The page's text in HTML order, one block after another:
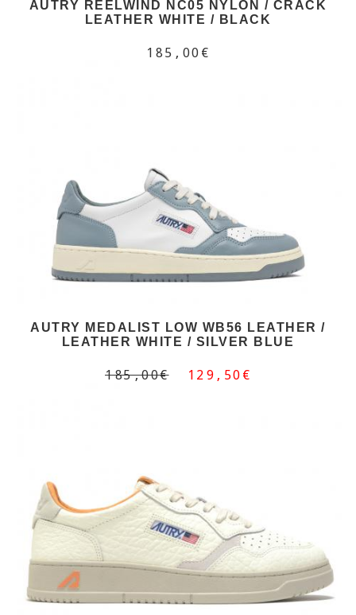
AUTRY REELWIND NC05 NYLON / CRACK
LEATHER WHITE / BLACK
185,00€
AUTRY MEDALIST LOW WB56 LEATHER /
LEATHER WHITE / SILVER BLUE
185,00€ 129,50€